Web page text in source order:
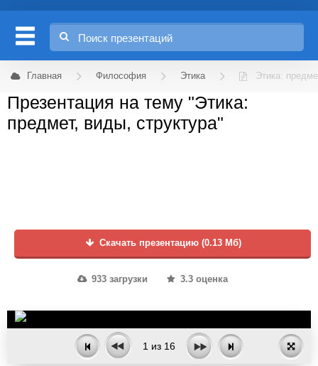
Главная Философия Этика Этика:
Презентация на тему "Этика:
предмет, виды, структура"
Скачать презентацию (0.13 Мб)
933 загрузки 3.3 оценка
1 из 16